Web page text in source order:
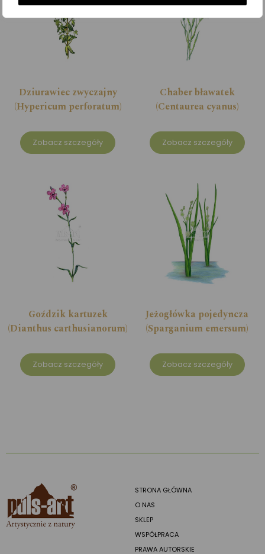
Dziurawiec zwyczajny
(Hypericum perforatum)
Zobacz szczegóły
Chaber bławatek
(Centaurea cyanus)
Zobacz szczegóły
Goździk kartuzek
(Dianthus carthusianorum)
Zobacz szczegóły
Jeżogłówka pojedyncza
(Sparganium emersum)
Zobacz szczegóły
STRONA GŁÓWNA
O NAS
SKLEP
WSPÓŁPRACA
PRAWA AUTORSKIE